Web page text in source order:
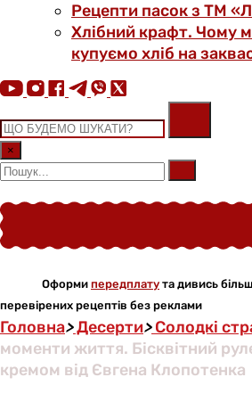
Рецепти пасок з ТМ
Хлібний крафт. Чому
купуємо хліб на
×
Оформи передплату та дивись
перевірених рецептів без реклами
Головна>Десерти>Солодкі
моменти життя. Бісквітний
кремом від Євгена Клопотенка